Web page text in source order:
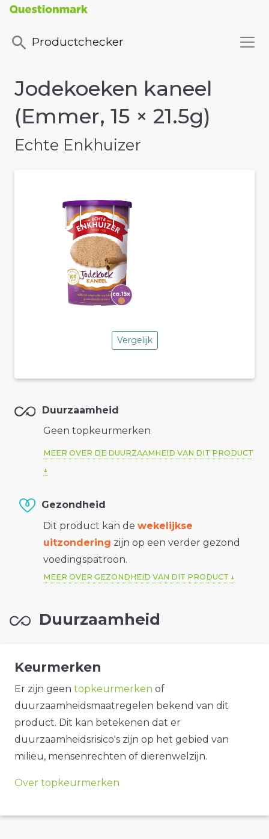
Productchecker
Jodekoeken kaneel
(Emmer, 15 × 21.5g)
Echte Enkhuizer
Vergelijk
Duurzaamheid
Geen topkeurmerken
MEER OVER DE DUURZAAMHEID VAN DIT PRODUCT
Gezondheid
Dit product kan de wekelijkse
uitzondering zijn op een verder gezond
voedingspatroon.
MEER OVER GEZONDHEID VAN DIT PRODUCT
Duurzaamheid
Keurmerken
Er zijn geen topkeurmerken of
duurzaamheidsmaatregelen bekend van dit
product. Dit kan betekenen dat er
duurzaamheidsrisico's zijn op het gebied van
milieu, mensenrechten of dierenwelzijn.
Over topkeurmerken